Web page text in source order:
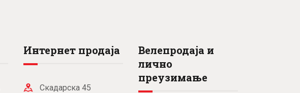
Интернет продаја
Скадарска 45
Велепродаја и
лично
преузимање